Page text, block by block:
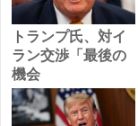
トランプ氏、対イ
ラン交渉「最後の
機会